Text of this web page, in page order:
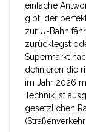
einfache
gibt, der
zur U-Bahn
zurücklegst
Supermarkt
definieren die
im Jahr 2026
Technik ist
gesetzlichen